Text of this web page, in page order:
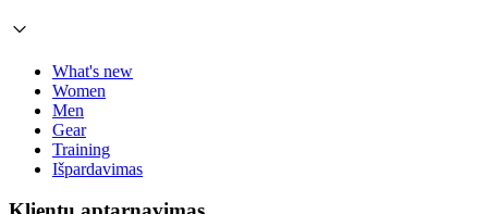
What's new
Women
Men
Gear
Training
Išpardavimas